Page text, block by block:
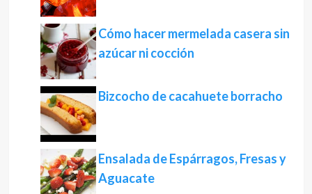
Cómo hacer mermelada casera sin
azúcar ni cocción
Bizcocho de cacahuete borracho
Ensalada de Espárragos, Fresas y
Aguacate